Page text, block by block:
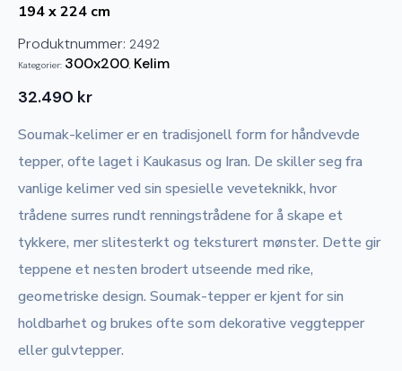
194 x 224 cm
Produktnummer: 2492
Kategorier: 300x200 Kelim
32.490 kr
Soumak-kelimer er en tradisjonell form for håndvevde
tepper, ofte laget i Kaukasus og Iran. De skiller seg fra
vanlige kelimer ved sin spesielle veveteknikk, hvor
trådene surres rundt renningstrådene for å skape et
tykkere, mer slitesterkt og teksturert mønster. Dette gir
teppene et nesten brodert utseende med rike,
geometriske design. Soumak-tepper er kjent for sin
holdbarhet og brukes ofte som dekorative veggtepper
eller gulvtepper.